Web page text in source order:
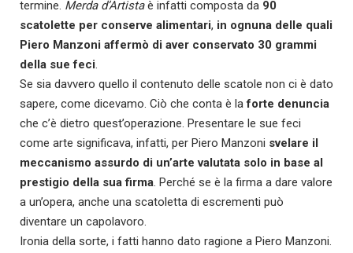
termine. Merda d’Artistaè infatti composta da 90
scatolette per conserve alimentari, in ognuna delle quali
Piero Manzoni affermò di aver conservato 30 grammi
della sue feci.
Se sia davvero quello il contenuto delle scatole non ci è dato
sapere, come dicevamo. Ciò che conta è laforte denuncia
che c’è dietro quest’operazione. Presentare le sue feci
come arte significava, infatti, per Piero Manzoni svelare il
meccanismo assurdo di un’arte valutata solo in base al
prestigio della sua firma. Perché se è la firma a dare valore
a un’opera, anche una scatoletta di escrementi può
diventare un capolavoro.
Ironia della sorte, i fatti hanno dato ragione a Piero Manzoni.